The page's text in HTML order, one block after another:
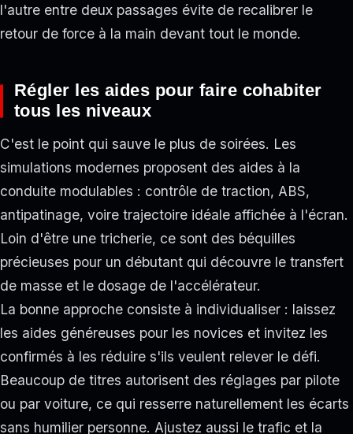
l'autre entre deux passages évite de recalibrer le
retour de force à la main devant tout le monde.
Régler les aides pour faire cohabiter
tous les niveaux
C'est le point qui sauve le plus de soirées. Les
simulations modernes proposent des aides à la
conduite modulables : contrôle de traction, ABS,
antipatinage, voire trajectoire idéale affichée à l'écran.
Loin d'être une tricherie, ce sont des béquilles
précieuses pour un débutant qui découvre le transfert
de masse et le dosage de l'accélérateur.
La bonne approche consiste à individualiser : laissez
les aides généreuses pour les novices et invitez les
confirmés à les réduire s'ils veulent relever le défi.
Beaucoup de titres autorisent des réglages par pilote
ou par voiture, ce qui resserre naturellement les écarts
sans humilier personne. Ajustez aussi le trafic et la